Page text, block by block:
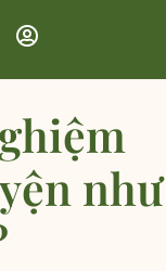
như